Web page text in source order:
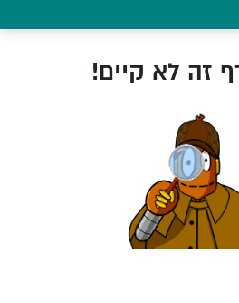
זה לא קיים!